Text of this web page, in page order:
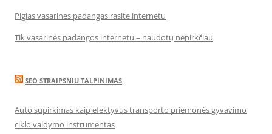
Pigias vasarines padangas rasite internetu
Tik vasarinės padangos internetu – naudotų nepirkčiau
SEO STRAIPSNIU TALPINIMAS
Auto supirkimas kaip efektyvus transporto priemonės gyvavimo
ciklo valdymo instrumentas